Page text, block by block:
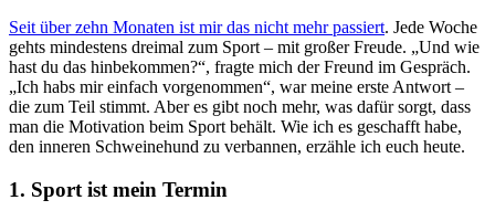
Seit über zehn Monaten ist mir das nicht mehr passiert. Jede Woche
gehts mindestens dreimal zum Sport – mit großer Freude. „Und wie
hast du das hinbekommen?“, fragte mich der Freund im Gespräch.
„Ich habs mir einfach vorgenommen“, war meine erste Antwort –
die zum Teil stimmt. Aber es gibt noch mehr, was dafür sorgt, dass
man die Motivation beim Sport behält. Wie ich es geschafft habe,
den inneren Schweinehund zu verbannen, erzähle ich euch heute.
1. Sport ist mein Termin